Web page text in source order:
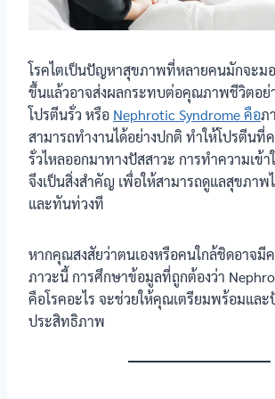
โรคไตเป็นปัญหาสุขภาพที่หลายคนมักจะมอ
ขึ้นแล้วอาจส่งผลกระทบต่อคุณภาพชีวิตอย่
โปรตีนรั่ว หรือ Nephrotic Syndrome คือภ
สามารถทำงานได้อย่างปกติ ทำให้โปรตีนที่
รั่วไหลออกมาทางปัสสาวะ การทำความเข้า
จึงเป็นสิ่งสำคัญ เพื่อให้สามารถดูแลสุขภาพ
และทันท่วงที
หากคุณสงสัยว่าตนเองหรือคนใกล้ชิดอาจมี
ภาวะนี้ การศึกษาข้อมูลที่ถูกต้องว่า
คือโรคอะไร จะช่วยให้คุณเตรียมพร้อมและ
ประสิทธิภาพ